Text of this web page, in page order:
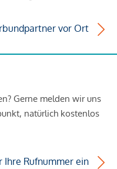
vor Ort
Gerne melden wir uns
natürlich kostenlos
Ihre Rufnummer ein